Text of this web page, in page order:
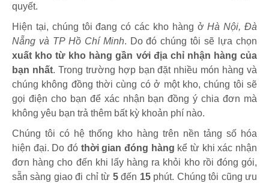
quyết.
Hiện tại, chúng tôi đang có các kho hàng ởHà Nội, Đà
Nẵng và TP Hồ Chí Minh. Do đó chúng tôi sẽ lựa chọn
xuất kho từ kho hàng gần với địa chỉ nhận hàng của
bạn nhất. Trong trường hợp bạn đặt nhiều món hàng và
chúng không đồng thời cùng có ở một kho, chúng tôi sẽ
gọi điện cho bạn để xác nhận bạn đồng ý chia đơn mà
không yêu bạn trả thêm bất kỳ khoản phí nào.
Chúng tôi có hệ thống kho hàng trên nền tảng số hóa
hiện đại. Do đó thời gian đóng hàng kể từ khi xác nhận
đơn hàng cho đến khi lấy hàng ra khỏi kho rồi đóng gói,
sẵn sàng giao đi chỉ từ 5đến 15 phút. Chúng tôi cũng ưu